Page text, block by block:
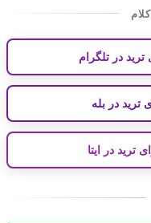
در تلگرام
ترید در بله
ترید در ایتا